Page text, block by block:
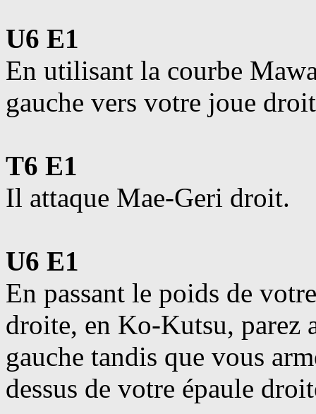
U6 E1
En utilisant la courbe
gauche vers votre joue
T6 E1
Il attaque Mae-Geri droit.
U6 E1
En passant le poids de
droite, en Ko-Kutsu, parez
gauche tandis que vous
dessus de votre épaule